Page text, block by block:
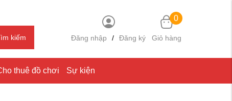
kiếm Đăng nhập / Đăng ký
0
Giỏ hàng
thuê đồ chơi Sự kiện